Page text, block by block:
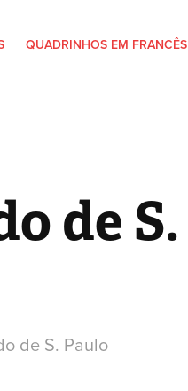
QUADRINHOS EM FRANCÊS
de S.
de S. Paulo